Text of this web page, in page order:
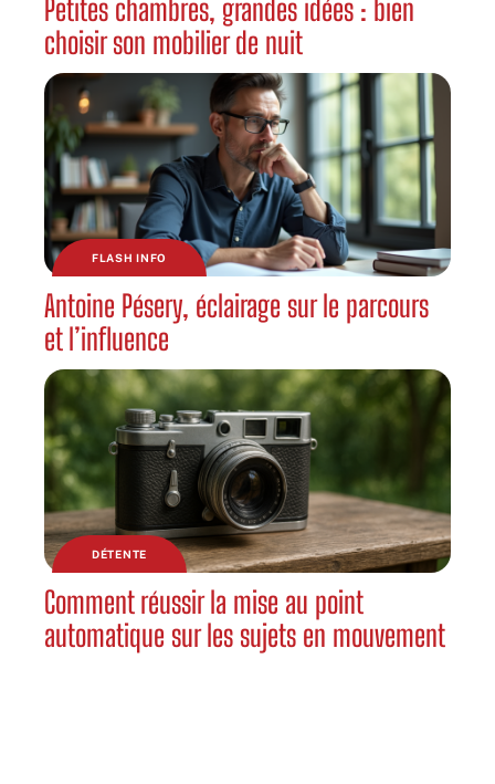
Petites chambres, grandes idées : bien
choisir son mobilier de nuit
FLASH INFO
Antoine Pésery, éclairage sur le parcours
et l’influence
DÉTENTE
Comment réussir la mise au point
automatique sur les sujets en mouvement